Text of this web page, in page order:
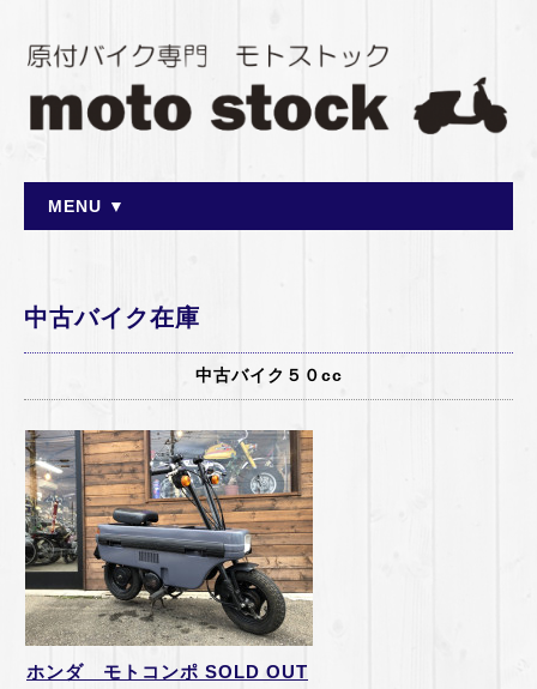
MENU ▼
中古バイク在庫
中古バイク５０cc
ホンダ モトコンポ SOLD OUT